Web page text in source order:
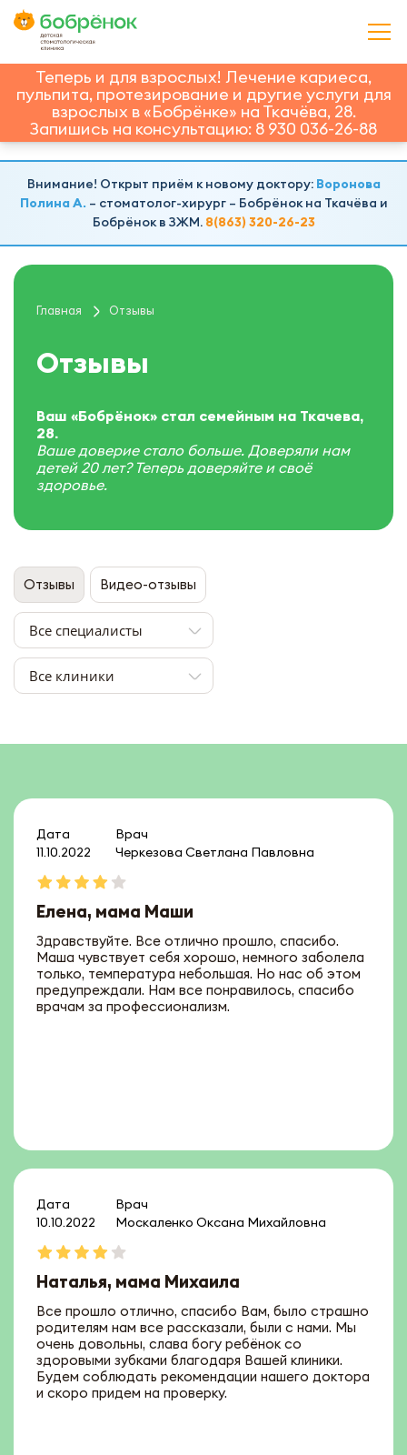
Теперь и для взрослых! Лечение кариеса,
пульпита, протезирование и другие услуги для
взрослых в «Бобрёнке» на Ткачёва, 28.
Запишись на консультацию: 8 930 036-26-88
Внимание! Открыт приём к новому доктору: Воронова
Полина А. – стоматолог-хирург – Бобрёнок на Ткачёва и
Бобрёнок в ЗЖМ. 8(863) 320-26-23
Главная Отзывы
Отзывы
Ваш «Бобрёнок» стал семейным на Ткачева,
28.
Ваше доверие стало больше. Доверяли нам
детей 20 лет? Теперь доверяйте и своё
здоровье.
Отзывы Видео-отзывы
Все специалисты
Все клиники
Дата
11.10.2022
Врач
Черкезова Светлана Павловна
Елена, мама Маши
Здравствуйте. Все отлично прошло, спасибо.
Маша чувствует себя хорошо, немного заболела
только, температура небольшая. Но нас об этом
предупреждали. Нам все понравилось, спасибо
врачам за профессионализм.
Дата
10.10.2022
Врач
Москаленко Оксана Михайловна
Наталья, мама Михаила
Все прошло отлично, спасибо Вам, было страшно
родителям нам все рассказали, были с нами. Мы
очень довольны, слава богу ребёнок со
здоровыми зубками благодаря Вашей клиники.
Будем соблюдать рекомендации нашего доктора
и скоро придем на проверку.